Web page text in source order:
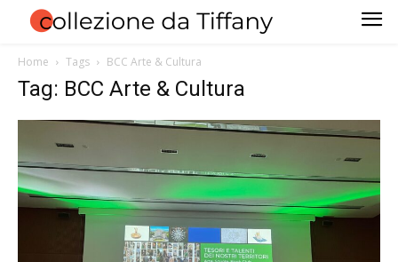
Home Tags BCC Arte & Cultura
Tag: BCC Arte & Cultura